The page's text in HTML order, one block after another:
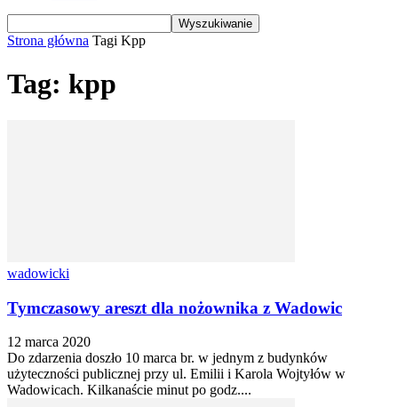
Strona główna Tagi Kpp
Tag: kpp
wadowicki
Tymczasowy areszt dla nożownika z Wadowic
12 marca 2020
Do zdarzenia doszło 10 marca br. w jednym z budynków
użyteczności publicznej przy ul. Emilii i Karola Wojtyłów w
Wadowicach. Kilkanaście minut po godz....